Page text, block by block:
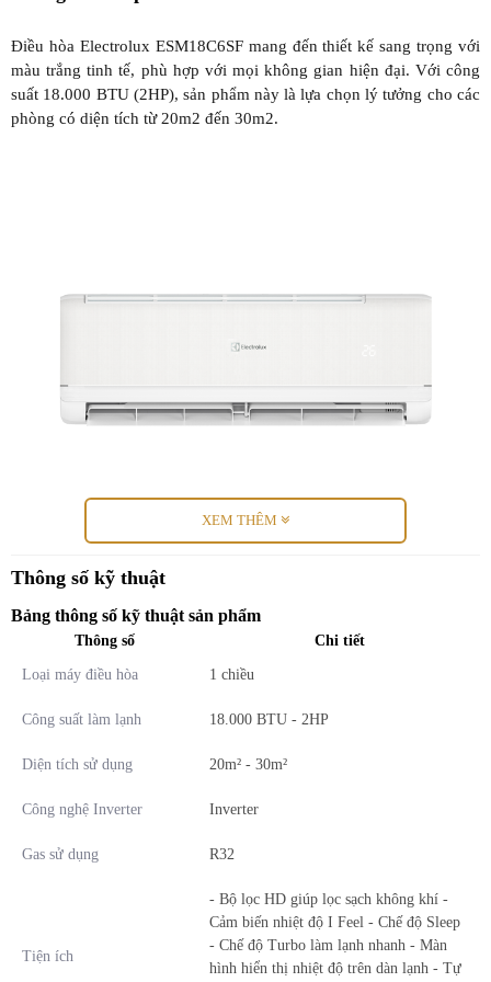
Điều hòa Electrolux ESM18C6SF mang đến thiết kế sang trọng với
màu trắng tinh tế, phù hợp với mọi không gian hiện đại. Với công
suất 18.000 BTU (2HP), sản phẩm này là lựa chọn lý tưởng cho các
phòng có diện tích từ 20m2 đến 30m2.
Ưu điểm nổi bật của điều hòa Electrolux
ESM18C6SF
diện tích dưới 30m2.
của bạn, mang lại sự thoải mái tối đa.
Màn hình LED hiển thị dàn lạnh:
Thân thiện với môi trường và tiết kiệm năng lượng.
Hẹn giờ, chế độ ngủ, tự khởi động lại và
XEM THÊM
Thông số kỹ thuật
Bảng thông số kỹ thuật sản phẩm
Thông số Chi tiết
Loại máy điều hòa 1 chiều
Công suất làm lạnh 18.000 BTU - 2HP
Diện tích sử dụng 20m² - 30m²
Công nghệ Inverter Inverter
Gas sử dụng R32
Tiện ích
- Bộ lọc HD giúp lọc sạch không khí -
Cảm biến nhiệt độ I Feel - Chế độ Sleep
- Chế độ Turbo làm lạnh nhanh - Màn
hình hiển thị nhiệt độ trên dàn lạnh - Tự